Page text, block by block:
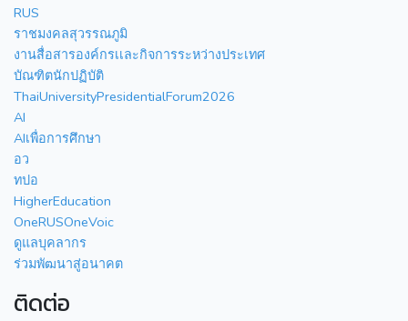
RUS
ราชมงคลสุวรรณภูมิ
งานสื่อสารองค์กรเเละกิจการระหว่างประเทศ
บัณฑิตนักปฏิบัติ
ThaiUniversityPresidentialForum2026
AI
AIเพื่อการศึกษา
อว
ทปอ
HigherEducation
OneRUSOneVoic
ดูแลบุคลากร
ร่วมพัฒนาสู่อนาคต
ติดต่อ